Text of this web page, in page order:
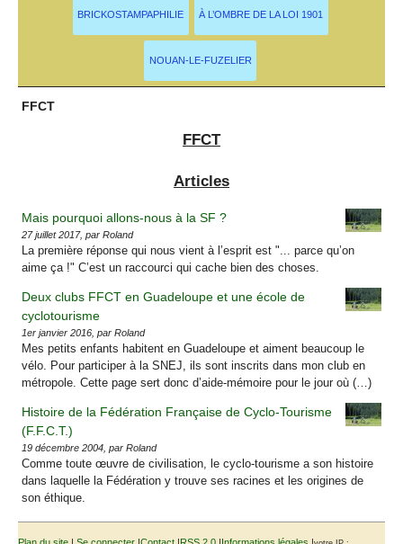
BRICKOSTAMPAPHILIE À L’OMBRE DE LA LOI 1901
NOUAN-LE-FUZELIER
FFCT
FFCT
Articles
Mais pourquoi allons-nous à la SF ?
27 juillet 2017, par Roland
La première réponse qui nous vient à l’esprit est "... parce qu’on
aime ça !" C’est un raccourci qui cache bien des choses.
Deux clubs FFCT en Guadeloupe et une école de
cyclotourisme
1er janvier 2016, par Roland
Mes petits enfants habitent en Guadeloupe et aiment beaucoup le
vélo. Pour participer à la SNEJ, ils sont inscrits dans mon club en
métropole. Cette page sert donc d’aide-mémoire pour le jour où (…)
Histoire de la Fédération Française de Cyclo-Tourisme
(F.F.C.T.)
19 décembre 2004, par Roland
Comme toute œuvre de civilisation, le cyclo-tourisme a son histoire
dans laquelle la Fédération y trouve ses racines et les origines de
son éthique.